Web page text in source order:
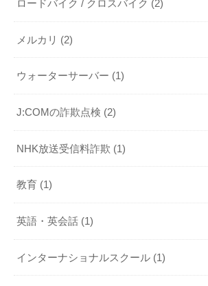
ロードバイク / クロスバイク (2)
メルカリ (2)
ウォーターサーバー (1)
J:COMの詐欺点検 (2)
NHK放送受信料詐欺 (1)
教育 (1)
英語・英会話 (1)
インターナショナルスクール (1)